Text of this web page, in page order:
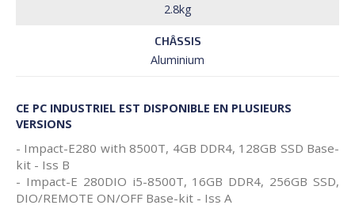
2.8kg
CHÂSSIS
Aluminium
CE PC INDUSTRIEL EST DISPONIBLE EN PLUSIEURS
VERSIONS
- Impact-E280 with 8500T, 4GB DDR4, 128GB SSD Base-
kit - Iss B
- Impact-E 280DIO i5-8500T, 16GB DDR4, 256GB SSD,
DIO/REMOTE ON/OFF Base-kit - Iss A